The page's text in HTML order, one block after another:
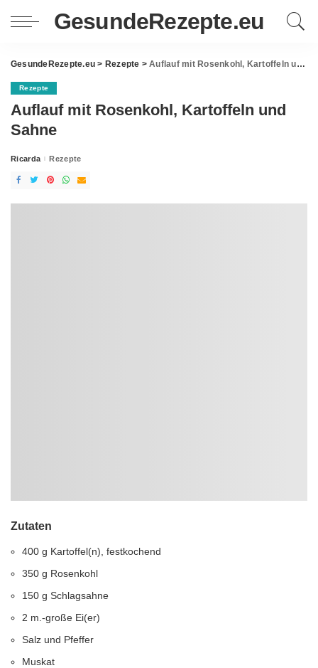
GesundeRezepte.eu
GesundeRezepte.eu > Rezepte >Auflauf mit Rosenkohl, Kartoffeln und Sahne
Rezepte
Auflauf mit Rosenkohl, Kartoffeln und
Sahne
Posted
Ricarda Rezepte
Zutaten
400 g Kartoffel(n), festkochend
350 g Rosenkohl
150 g Schlagsahne
2 m.-große Ei(er)
Salz und Pfeffer
Muskat